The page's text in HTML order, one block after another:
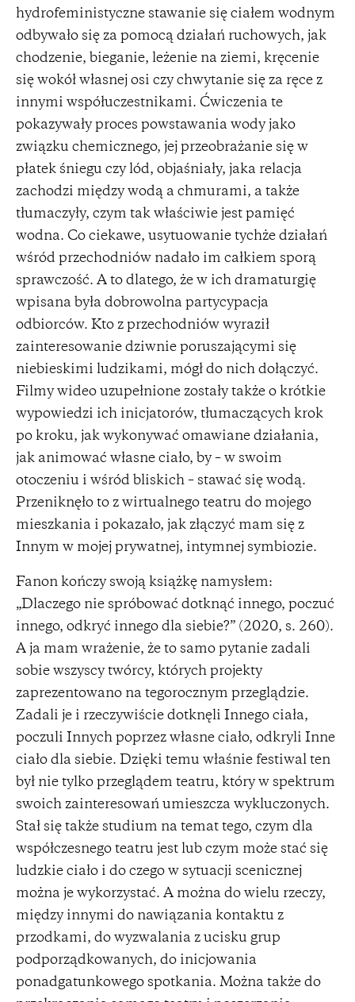
hydrofeministyczne stawanie się ciałem wodnym
odbywało się za pomocą działań ruchowych, jak
chodzenie, bieganie, leżenie na ziemi, kręcenie
się wokół własnej osi czy chwytanie się za ręce z
innymi współuczestnikami. Ćwiczenia te
pokazywały proces powstawania wody jako
związku chemicznego, jej przeobrażanie się w
płatek śniegu czy lód, objaśniały, jaka relacja
zachodzi między wodą a chmurami, a także
tłumaczyły, czym tak właściwie jest pamięć
wodna. Co ciekawe, usytuowanie tychże działań
wśród przechodniów nadało im całkiem sporą
sprawczość. A to dlatego, że w ich dramaturgię
wpisana była dobrowolna partycypacja
odbiorców. Kto z przechodniów wyraził
zainteresowanie dziwnie poruszającymi się
niebieskimi ludzikami, mógł do nich dołączyć.
Filmy wideo uzupełnione zostały także o krótkie
wypowiedzi ich inicjatorów, tłumaczących krok
po kroku, jak wykonywać omawiane działania,
jak animować własne ciało, by – w swoim
otoczeniu i wśród bliskich – stawać się wodą.
Przeniknęło to z wirtualnego teatru do mojego
mieszkania i pokazało, jak złączyć mam się z
Innym w mojej prywatnej, intymnej symbiozie.
Fanon kończy swoją książkę namysłem:
„Dlaczego nie spróbować dotknąć innego, poczuć
innego, odkryć innego dla siebie?” (2020, s. 260).
A ja mam wrażenie, że to samo pytanie zadali
sobie wszyscy twórcy, których projekty
zaprezentowano na tegorocznym przeglądzie.
Zadali je i rzeczywiście dotknęli Innego ciała,
poczuli Innych poprzez własne ciało, odkryli Inne
ciało dla siebie. Dzięki temu właśnie festiwal ten
był nie tylko przeglądem teatru, który w spektrum
swoich zainteresowań umieszcza wykluczonych.
Stał się także studium na temat tego, czym dla
współczesnego teatru jest lub czym może stać się
ludzkie ciało i do czego w sytuacji scenicznej
można je wykorzystać. A można do wielu rzeczy,
między innymi do nawiązania kontaktu z
przodkami, do wyzwalania z ucisku grup
podporządkowanych, do inicjowania
ponadgatunkowego spotkania. Można także do